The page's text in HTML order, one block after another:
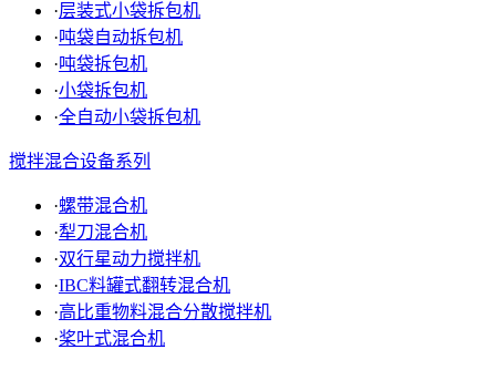
·层装式小袋拆包机
·吨袋自动拆包机
·吨袋拆包机
·小袋拆包机
·全自动小袋拆包机
搅拌混合设备系列
·螺带混合机
·犁刀混合机
·双行星动力搅拌机
·IBC料罐式翻转混合机
·高比重物料混合分散搅拌机
·桨叶式混合机